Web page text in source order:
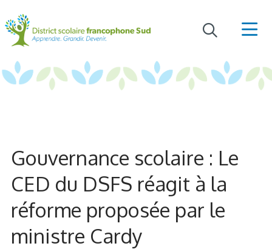
Gouvernance scolaire : Le
CED du DSFS réagit à la
réforme proposée par le
ministre Cardy